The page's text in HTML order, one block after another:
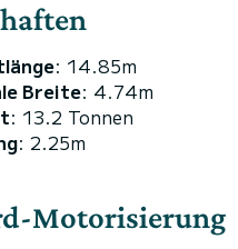
: 14.85m
Breite: 4.74m
: 13.2 Tonnen
: 2.25m
Motorisierung